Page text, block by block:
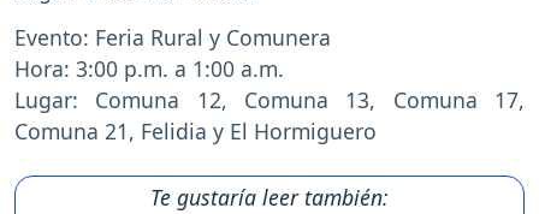
Evento: Feria Rural y Comunera
Hora: 3:00 p.m. a 1:00 a.m.
Lugar: Comuna 12, Comuna 13, Comuna 17,
Comuna 21, Felidia y El Hormiguero
Te gustaría leer también: